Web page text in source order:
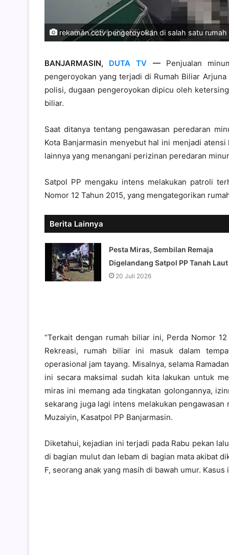
rekaman cctv pengeroyokan di salah satu rumah
BANJARMASIN, DUTA TV —Penjualan
pengeroyokan yang terjadi di Rumah Biliar
polisi, dugaan pengeroyokan dipicu oleh
biliar.
Saat ditanya tentang pengawasan peredaran
Kota Banjarmasin menyebut hal ini menjadi
lainnya yang menangani perizinan peredaran
Satpol PP mengaku intens melakukan patroli
Nomor 12 Tahun 2015, yang mengategorikan
Berita Lainnya
Pesta Miras, Sembilan Remaja
Digelandang Satpol PP Tanah Laut
20 Juli 2026
“Terkait dengan rumah biliar ini, Perda Nomor
Rekreasi, rumah biliar ini masuk dalam
operasional jam tayang. Misalnya, selama
ini secara maksimal sudah kita lakukan untuk
miras ini memang ada tingkatan golongannya,
sekarang juga lagi intens melakukan pengawasan
Muzaiyin, Kasatpol PP Banjarmasin.
Diketahui, kejadian ini terjadi pada Rabu pekan
di bagian mulut dan lebam di bagian mata akibat
F, seorang anak yang masih di bawah umur.